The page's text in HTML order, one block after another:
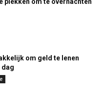
plekken om te overnachten
om geld te lenen
dag